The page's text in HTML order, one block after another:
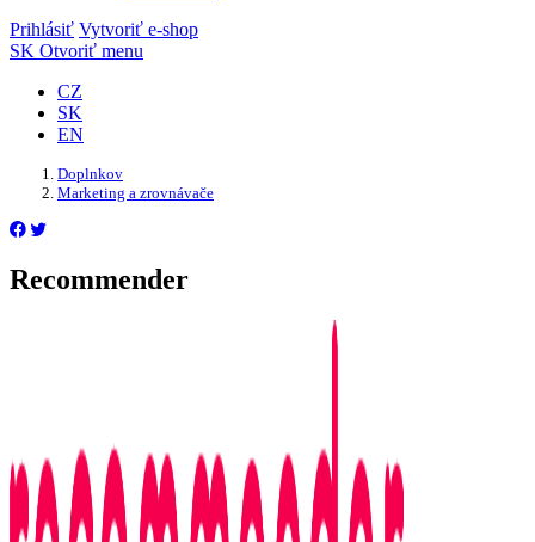
Prihlásiť Vytvoriť e-shop
SK Otvoriť menu
CZ
SK
EN
Doplnkov
Marketing a zrovnávače
Recommender